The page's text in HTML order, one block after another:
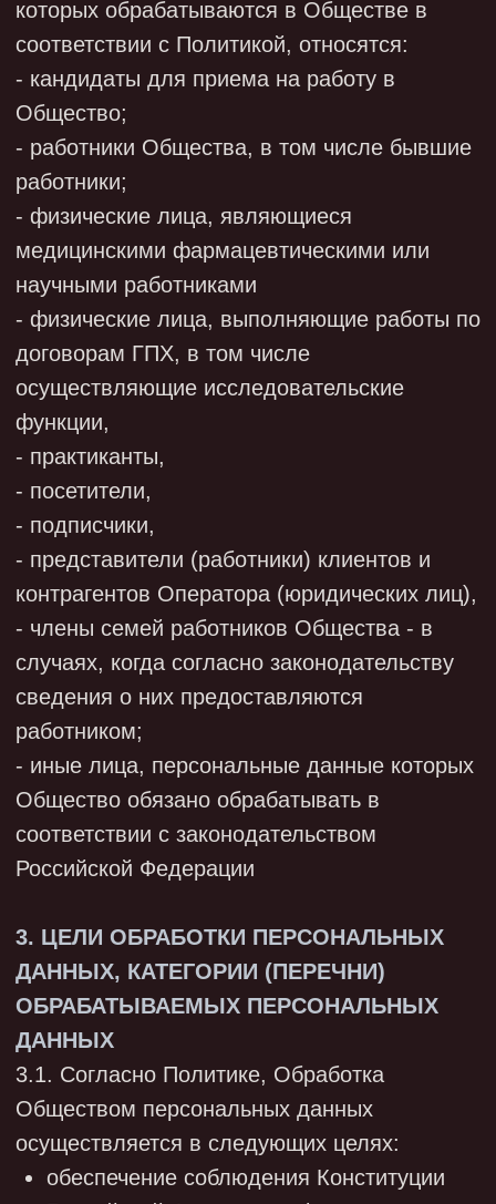
- иные лица, персональные данные которых
Общество обязано обрабатывать в
Российской Федерации
3. ЦЕЛИ ОБРАБОТКИ ПЕРСОНАЛЬНЫХ
ДАННЫХ, КАТЕГОРИИ (ПЕРЕЧНИ)
ОБРАБАТЫВАЕМЫХ ПЕРСОНАЛЬНЫХ
ДАННЫХ
Обществом персональных данных
осуществляется в следующих целях:
обеспечение соблюдения Конституции
Российской Федерации, федеральных
законов и иных нормативных правовых
актов Российской Федерации;
соответствии с уставом ООО
"ИНТЕЛБИО";
выполнения обязанностей и
обязательств работодателя;
содействие работникам в
и продвижении по службе, обеспечение
личной безопасности работников,
выполняемой работы, обеспечение
сохранности имущества;
привлечение и отбор кандидатов на
организация постановки на
индивидуальный
в системе обязательного пенсионного
страхования, организация добровольного
обеспечения;
заполнение и передача в органы
исполнительной власти и иные
уполномоченные организации требуемых
форм отчетности;
осуществление гражданско-правовых
ведение бухгалтерского учета,
оформление банковских карт;
осуществление пропускного режима.
проведения рекламных и маркетинговых